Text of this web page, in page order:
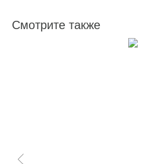
Смотрите также